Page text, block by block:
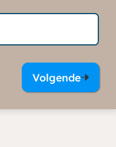
Volgende